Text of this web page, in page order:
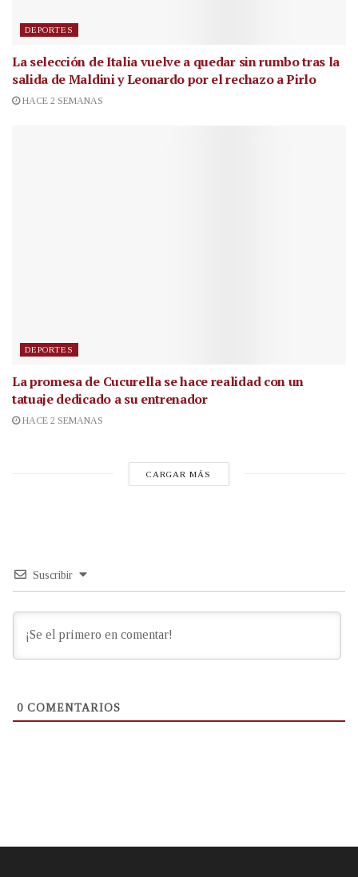
DEPORTES
La selección de Italia vuelve a quedar sin rumbo tras la
salida de Maldini y Leonardo por el rechazo a Pirlo
HACE 2 SEMANAS
DEPORTES
La promesa de Cucurella se hace realidad con un
tatuaje dedicado a su entrenador
HACE 2 SEMANAS
CARGAR MÁS
Suscribir
0 COMENTARIOS